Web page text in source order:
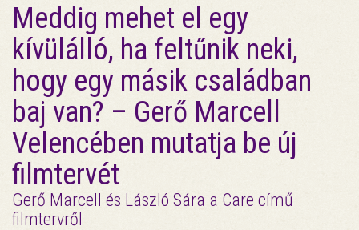
Meddig mehet el egy
kívülálló, ha feltűnik neki,
hogy egy másik családban
baj van? – Gerő Marcell
Velencében mutatja be új
filmtervét
Gerő Marcell és László Sára a Care című
filmtervről